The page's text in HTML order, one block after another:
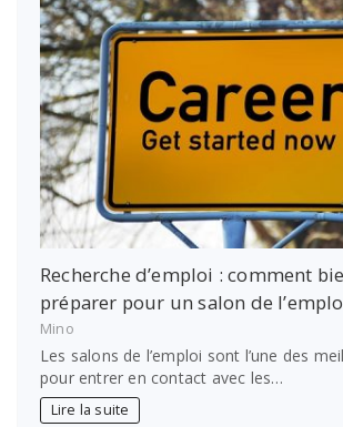
Recherche d’emploi : comment
préparer pour un salon de
Mino
Les salons de l’emploi sont l’une des
pour entrer en contact avec les…
Lire la suite